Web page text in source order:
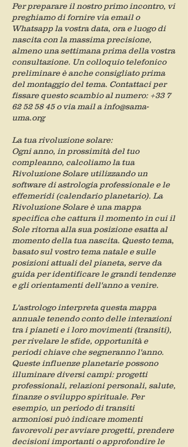
Per preparare il nostro primo incontro, vi
preghiamo di fornire via email o
Whatsapp la vostra data, ora e luogo di
nascita con la massima precisione,
almeno una settimana prima della vostra
consultazione. Un colloquio telefonico
preliminare è anche consigliato prima
del montaggio del tema. Contattaci per
fissare questo scambio al numero: +33 7
62 52 58 45 o via mail a info@sama-
uma.org
La tua rivoluzione solare:
Ogni anno, in prossimità del tuo
compleanno, calcoliamo la tua
Rivoluzione Solare utilizzando un
software di astrologia professionale e le
effemeridi (calendario planetario). La
Rivoluzione Solare è una mappa
specifica che cattura il momento in cui il
Sole ritorna alla sua posizione esatta al
momento della tua nascita. Questo tema,
basato sul vostro tema natale e sulle
posizioni attuali del pianeta, serve da
guida per identificare le grandi tendenze
e gli orientamenti dell'anno a venire.
L'astrologo interpreta questa mappa
annuale tenendo conto delle interazioni
tra i pianeti e i loro movimenti (transiti),
per rivelare le sfide, opportunità e
periodi chiave che segneranno l'anno.
Queste influenze planetarie possono
illuminare diversi campi: progetti
professionali, relazioni personali, salute,
finanze o sviluppo spirituale. Per
esempio, un periodo di transiti
armoniosi può indicare momenti
favorevoli per avviare progetti, prendere
decisioni importanti o approfondire le